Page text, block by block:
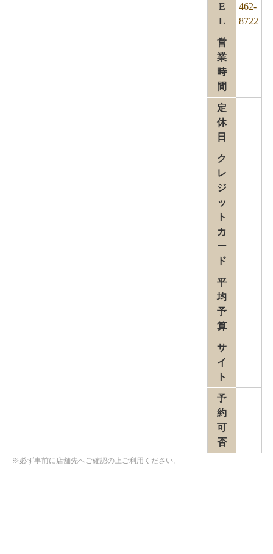
E
L
462-
8722
営
業
時
間
定
休
日
ク
レ
ジ
ッ
ト
カ
ー
ド
平
均
予
算
サ
イ
ト
予
約
可
否
※必ず事前に店舗先へご確認の上ご利用ください。